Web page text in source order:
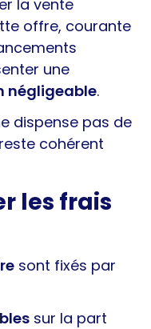
la vente
offre, courante
une
négligeable.
dispense pas de
cohérent
les frais
sont fixés par
sur la part